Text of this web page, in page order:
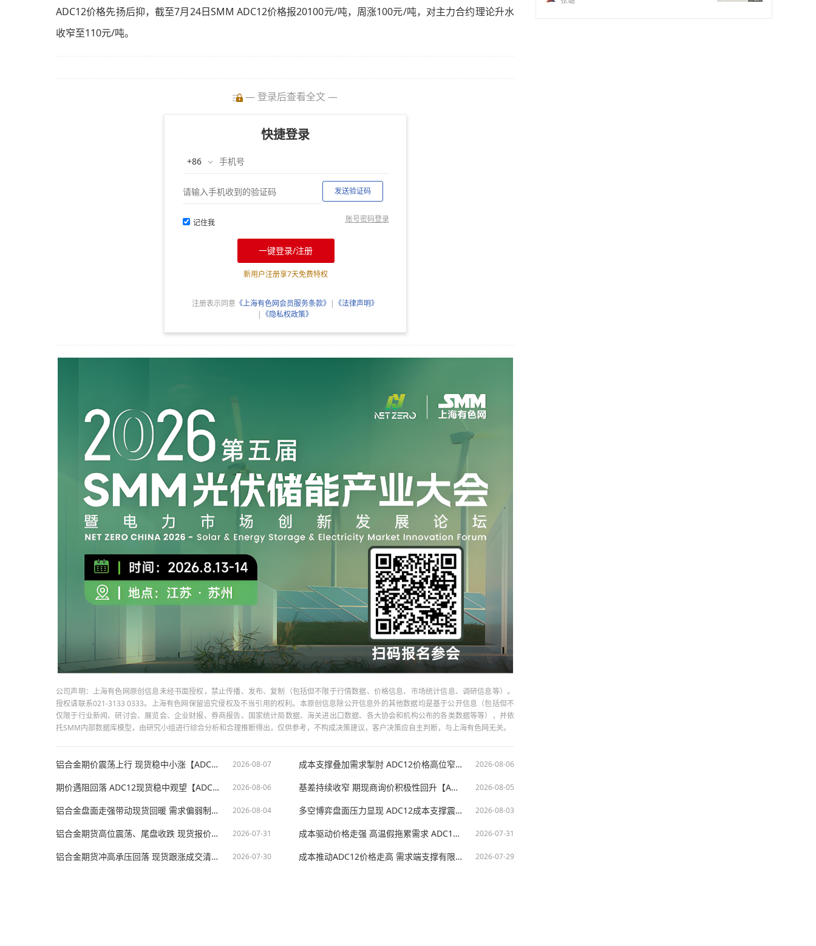
ADC12价格先扬后抑，截至7月24日SMM ADC12价格报20100元/吨，周涨100元/吨，对主力合约理论升水
收窄至110元/吨。
— 登录后查看全文 —
快捷登录
发送验证码
记住我 账号密码登录
一键登录/注册
新用户注册享7天免费特权
注册表示同意 《上海有色网会员服务条款》 | 《法律声明》
| 《隐私权政策》
公司声明：上海有色网原创信息未经书面授权，禁止传播、发布、复制（包括但不限于行情数据、价格信息、市场统计信息、调研信息等）。
授权请联系021-3133 0333。上海有色网保留追究侵权及不当引用的权利。本原创信息除公开信息外的其他数据均是基于公开信息（包括但不
仅限于行业新闻、研讨会、展览会、企业财报、券商报告、国家统计局数据、海关进出口数据、各大协会和机构公布的各类数据等等），并依
托SMM内部数据库模型，由研究小组进行综合分析和合理推断得出，仅供参考，不构成决策建议，客户决策应自主判断，与上海有色网无关。
铝合金期价震荡上行 现货稳中小涨【ADC12价格日评】 2026-08-07 成本支撑叠加需求掣肘 ADC12价格高位窄幅整理【废铝及再生铝周评】 2026-08-06
期价遇阻回落 ADC12现货稳中观望【ADC12价格日评】 2026-08-06 基差持续收窄 期现商询价积极性回升【ADC12价格日评】 2026-08-05
铝合金盘面走强带动现货回暖 需求偏弱制约反弹空间【ADC12价格日评】 2026-08-04 多空博弈盘面压力显现 ADC12成本支撑震荡偏弱【ADC12价格日评】 2026-08-03
铝合金期货高位震荡、尾盘收跌 现货报价持稳【ADC12价格日评】 2026-07-31 成本驱动价格走强 高温假拖累需求 ADC12涨幅受制 【废铝及再生铝周评】 2026-07-31
铝合金期货冲高承压回落 现货跟涨成交清淡【ADC12价格日评】 2026-07-30 成本推动ADC12价格走高 需求端支撑有限【ADC12价格日评】 2026-07-29